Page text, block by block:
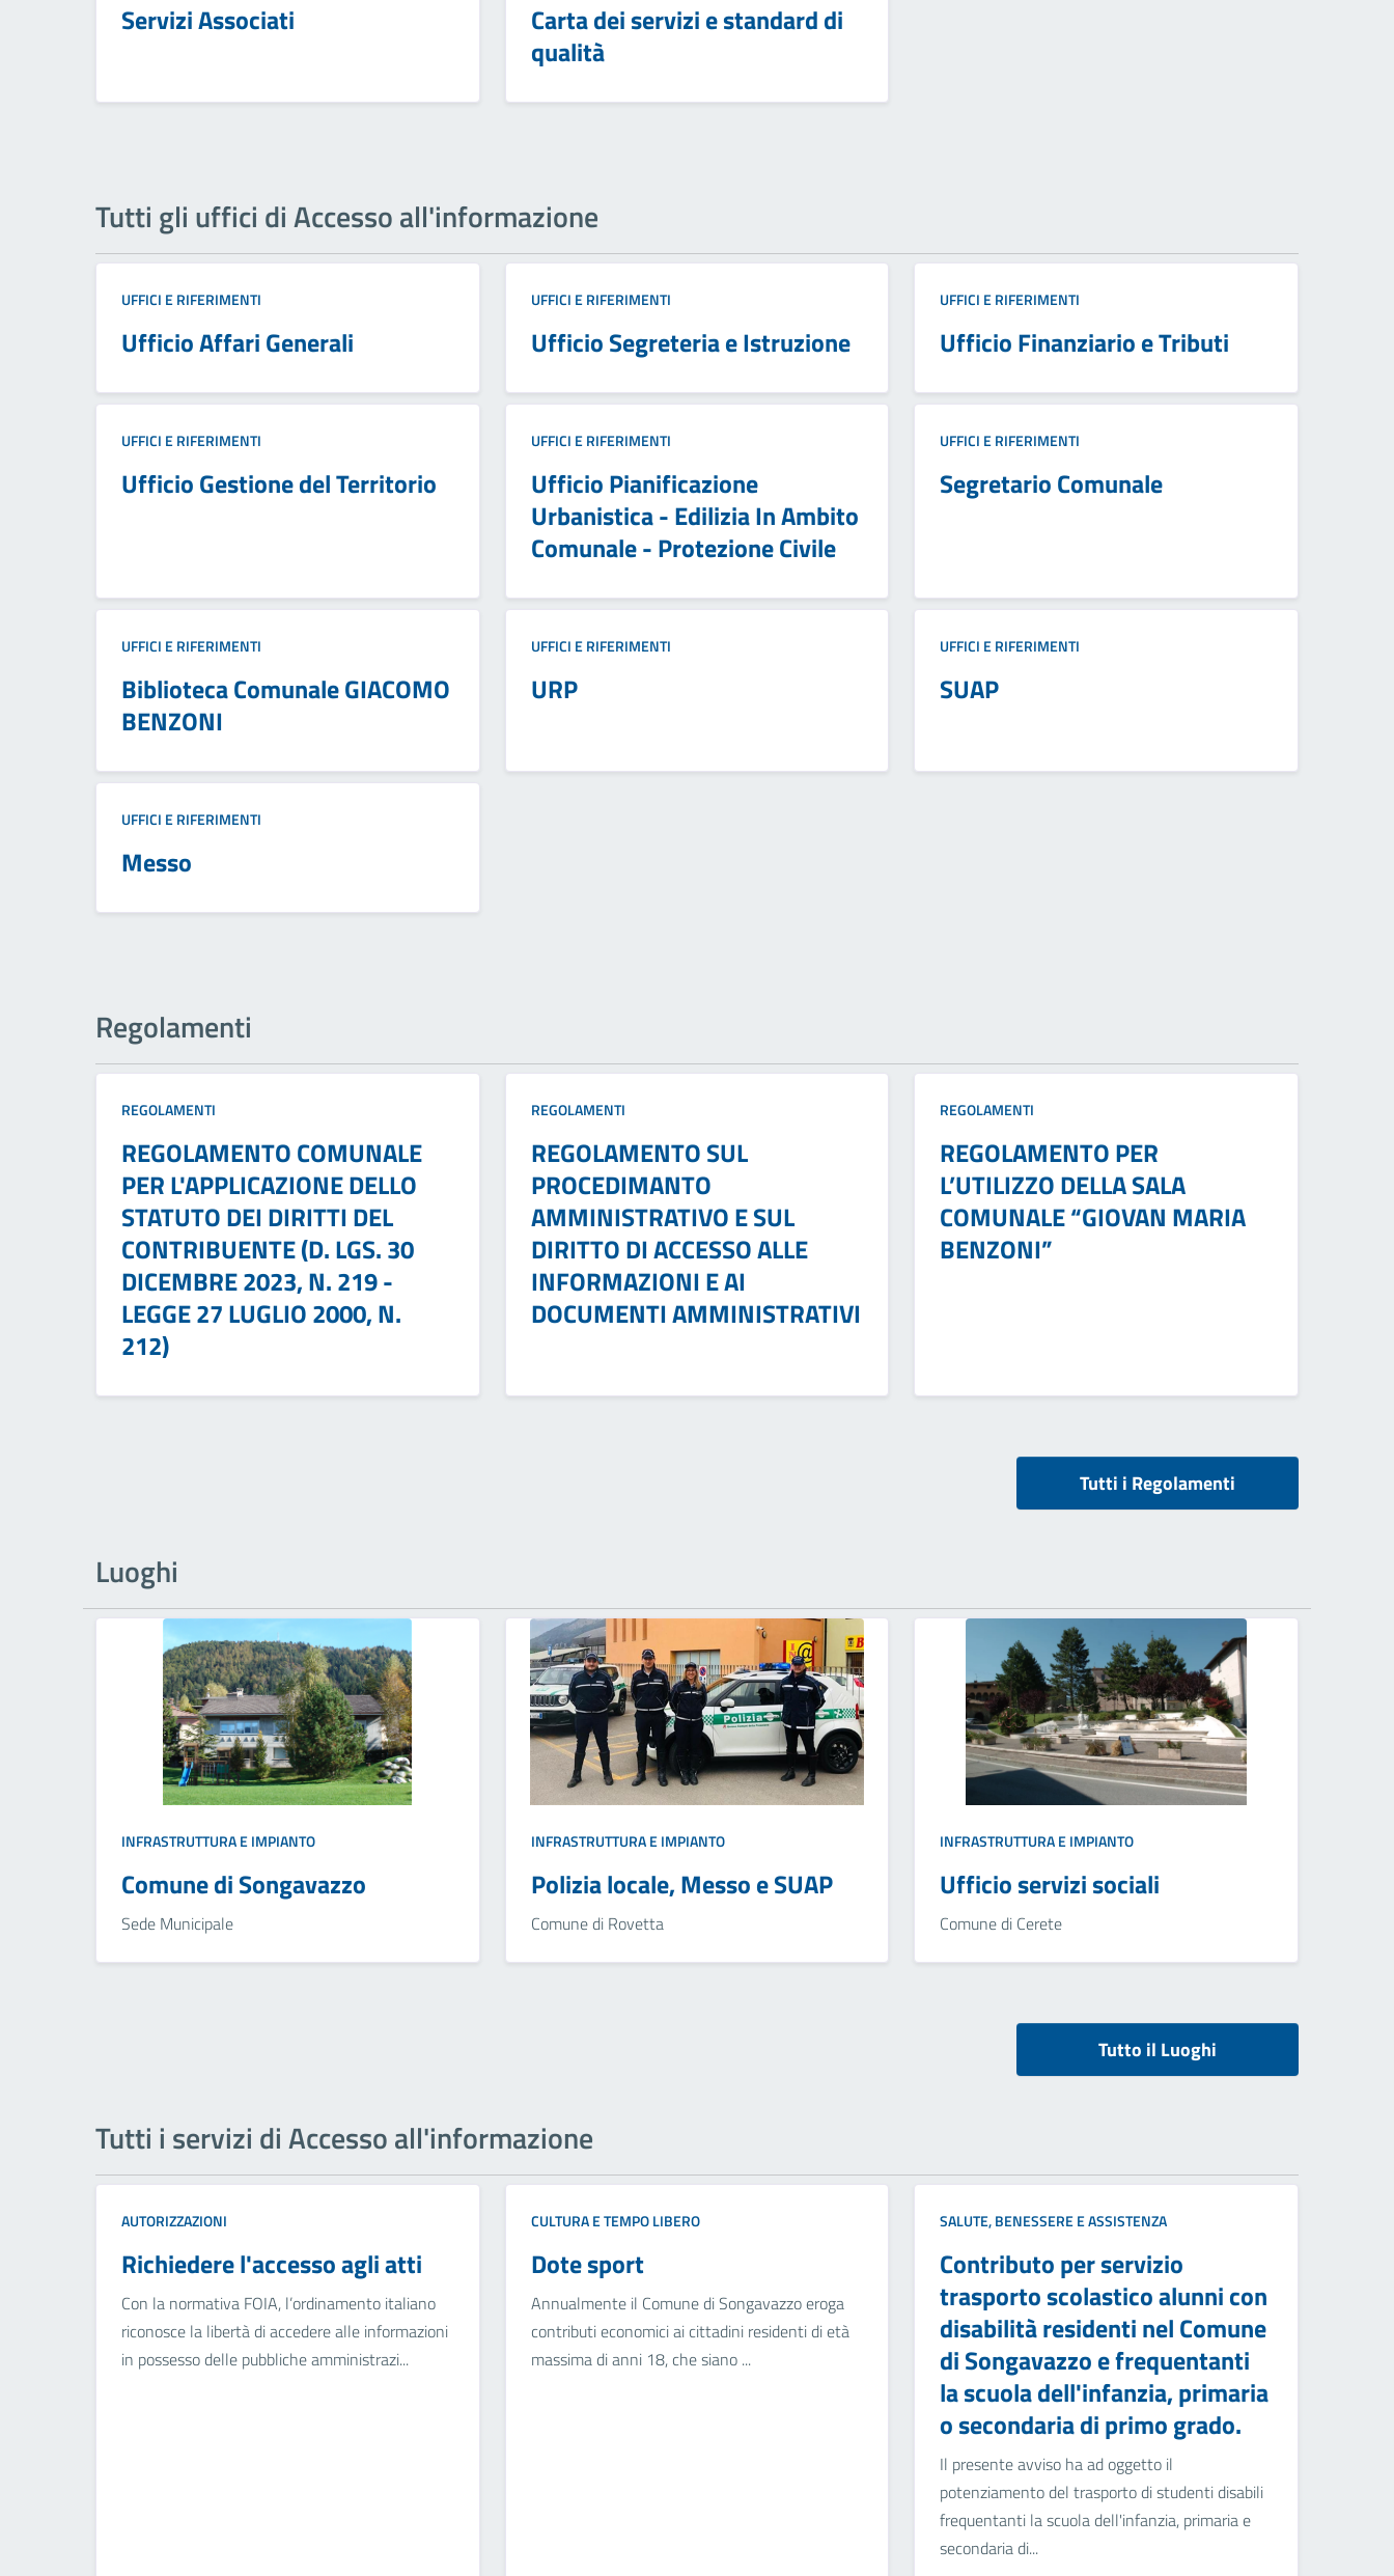
Servizi Associati
Carta dei servizi e standard di
qualità
Tutti gli uffici di Accesso all'informazione
UFFICI E RIFERIMENTI
Ufficio Affari Generali
UFFICI E RIFERIMENTI
Ufficio Segreteria e Istruzione
UFFICI E RIFERIMENTI
Ufficio Finanziario e Tributi
UFFICI E RIFERIMENTI
Ufficio Gestione del Territorio
UFFICI E RIFERIMENTI
Ufficio Pianificazione
Urbanistica - Edilizia In Ambito
Comunale - Protezione Civile
UFFICI E RIFERIMENTI
Segretario Comunale
UFFICI E RIFERIMENTI
Biblioteca Comunale GIACOMO
BENZONI
UFFICI E RIFERIMENTI
URP
UFFICI E RIFERIMENTI
SUAP
UFFICI E RIFERIMENTI
Messo
Regolamenti
REGOLAMENTI
REGOLAMENTO COMUNALE
PER L'APPLICAZIONE DELLO
STATUTO DEI DIRITTI DEL
CONTRIBUENTE (D. LGS. 30
DICEMBRE 2023, N. 219 -
LEGGE 27 LUGLIO 2000, N.
212)
REGOLAMENTI
REGOLAMENTO SUL
PROCEDIMANTO
AMMINISTRATIVO E SUL
DIRITTO DI ACCESSO ALLE
INFORMAZIONI E AI
DOCUMENTI AMMINISTRATIVI
REGOLAMENTI
REGOLAMENTO PER
L’UTILIZZO DELLA SALA
COMUNALE “GIOVAN MARIA
BENZONI”
Tutti i Regolamenti
Luoghi
INFRASTRUTTURA E IMPIANTO
Comune di Songavazzo
Sede Municipale
INFRASTRUTTURA E IMPIANTO
Polizia locale, Messo e SUAP
Comune di Rovetta
INFRASTRUTTURA E IMPIANTO
Ufficio servizi sociali
Comune di Cerete
Tutto il Luoghi
Tutti i servizi di Accesso all'informazione
AUTORIZZAZIONI
Richiedere l'accesso agli atti
Con la normativa FOIA, l’ordinamento italiano
riconosce la libertà di accedere alle informazioni
in possesso delle pubbliche amministrazi...
CULTURA E TEMPO LIBERO
Dote sport
Annualmente il Comune di Songavazzo eroga
contributi economici ai cittadini residenti di età
massima di anni 18, che siano ...
SALUTE, BENESSERE E ASSISTENZA
Contributo per servizio
trasporto scolastico alunni con
disabilità residenti nel Comune
di Songavazzo e frequentanti
la scuola dell'infanzia, primaria
o secondaria di primo grado.
Il presente avviso ha ad oggetto il
potenziamento del trasporto di studenti disabili
frequentanti la scuola dell'infanzia, primaria e
secondaria di...